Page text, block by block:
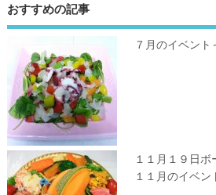
おすすめの記事
７月のイベント
１１月１９日
１１月のイベン